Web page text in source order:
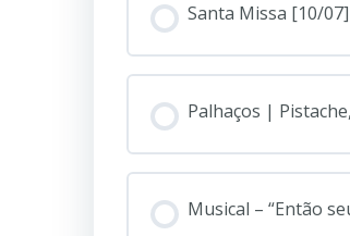
Santa Missa [10/07]
Palhaços |
Musical – “Então